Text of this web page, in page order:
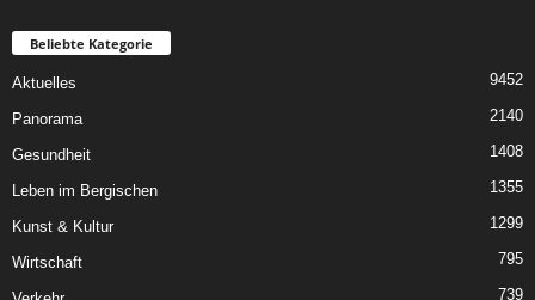
Beliebte Kategorie
Aktuelles 9452
Panorama 2140
Gesundheit 1408
Leben im Bergischen 1355
Kunst & Kultur 1299
Wirtschaft 795
739